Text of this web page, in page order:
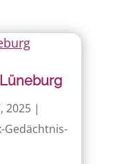
2025|
Gedächtnis-